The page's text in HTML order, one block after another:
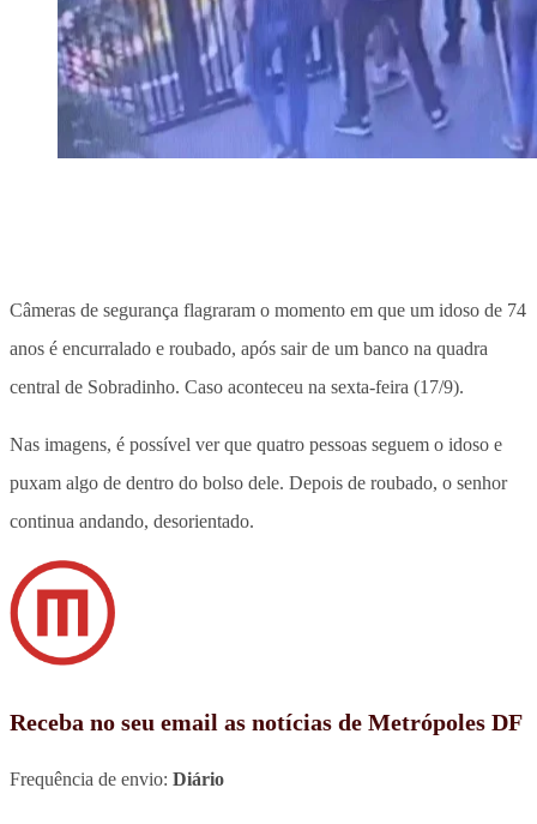
Câmeras de segurança flagraram o momento em que um idoso de 74
anos é encurralado e roubado, após sair de um banco na quadra
central de Sobradinho. Caso aconteceu na sexta-feira (17/9).
Nas imagens, é possível ver que quatro pessoas seguem o idoso e
puxam algo de dentro do bolso dele. Depois de roubado, o senhor
continua andando, desorientado.
Receba no seu email as notícias de Metrópoles DF
Frequência de envio: Diário